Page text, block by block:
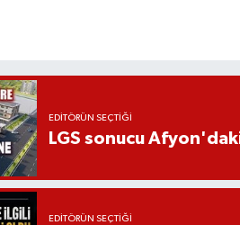
EDITÖRÜN SEÇTIĞI
LGS sonucu
EDITÖRÜN SEÇTIĞI